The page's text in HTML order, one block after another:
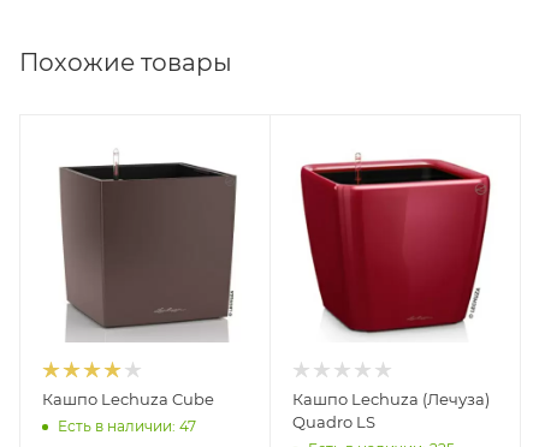
Похожие товары
Кашпо Lechuza Cube
Есть в наличии: 47
Кашпо Lechuza (Лечуза)
Quadro LS